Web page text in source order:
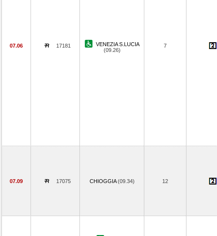
07.06 17181
VENEZIA S.LUCIA
(09.26)
7
07.09 17075 CHIOGGIA(09.34) 12